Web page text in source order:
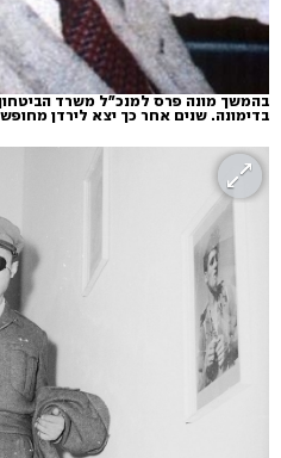
בהמשך מונה פרס למנכ"ל משרד
בדימונה. שנים אחר כך יצא לירדן מחופש